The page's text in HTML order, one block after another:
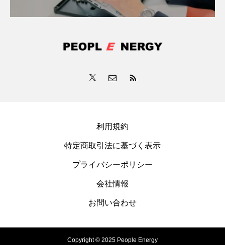
利用規約
特定商取引法に基づく表示
プライバシーポリシー
会社情報
お問い合わせ
Copyright © 2025 People Energy